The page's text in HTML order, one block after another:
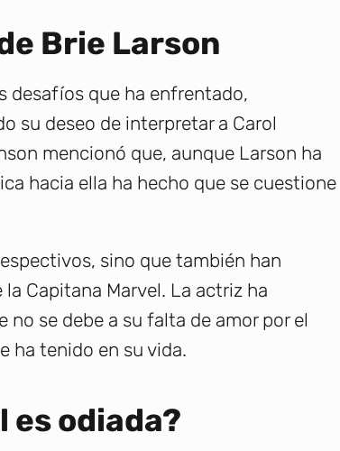
Brie Larson
desafíos que ha enfrentado,
su deseo de interpretar a Carol
mencionó que, aunque Larson ha
hacia ella ha hecho que se cuestione
sino que también han
Capitana Marvel. La actriz ha
no se debe a su falta de amor por el
ha tenido en su vida.
es odiada?